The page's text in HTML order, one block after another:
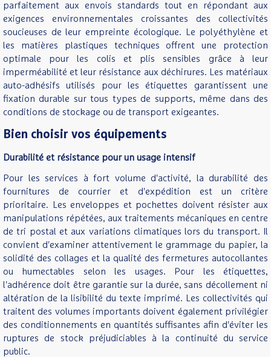
parfaitement aux envois standards tout en répondant aux
exigences environnementales croissantes des collectivités
soucieuses de leur empreinte écologique. Le polyéthylène et
les matières plastiques techniques offrent une protection
optimale pour les colis et plis sensibles grâce à leur
imperméabilité et leur résistance aux déchirures. Les matériaux
auto-adhésifs utilisés pour les étiquettes garantissent une
fixation durable sur tous types de supports, même dans des
conditions de stockage ou de transport exigeantes.
Bien choisir vos équipements
Durabilité et résistance pour un usage intensif
Pour les services à fort volume d'activité, la durabilité des
fournitures de courrier et d'expédition est un critère
prioritaire. Les enveloppes et pochettes doivent résister aux
manipulations répétées, aux traitements mécaniques en centre
de tri postal et aux variations climatiques lors du transport. Il
convient d'examiner attentivement le grammage du papier, la
solidité des collages et la qualité des fermetures autocollantes
ou humectables selon les usages. Pour les étiquettes,
l'adhérence doit être garantie sur la durée, sans décollement ni
altération de la lisibilité du texte imprimé. Les collectivités qui
traitent des volumes importants doivent également privilégier
des conditionnements en quantités suffisantes afin d'éviter les
ruptures de stock préjudiciables à la continuité du service
public.